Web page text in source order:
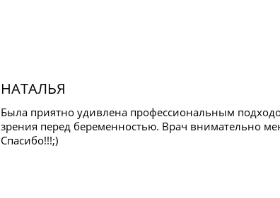
НАТАЛЬЯ
Была приятно удивлена профессиональным
зрения перед беременностью. Врач внимательно
Спасибо!!!;)